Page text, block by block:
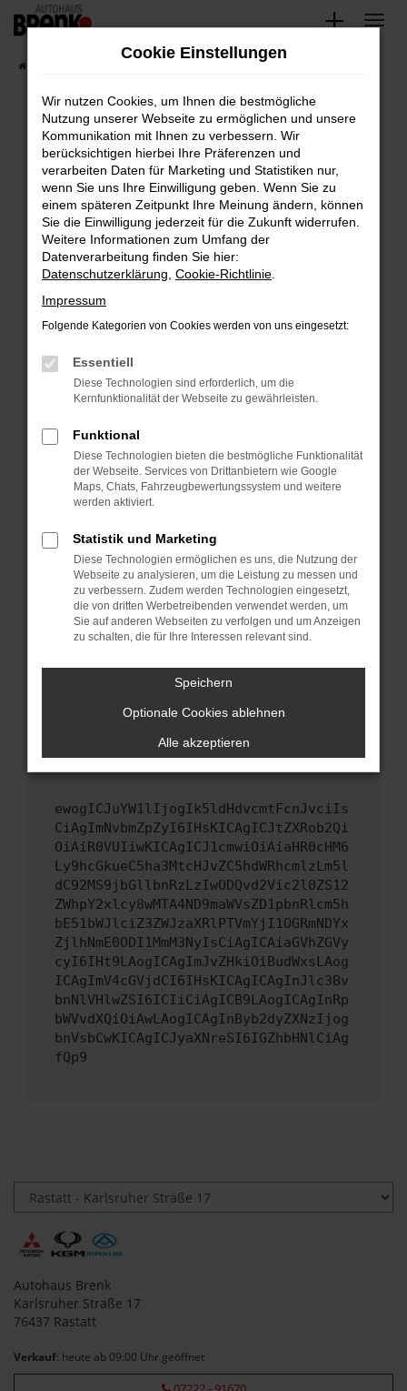
Zum
springen
Unsere Fahrzeuge
Fehler: Network Error
Beim Laden ist ein Fehler aufgetreten.
Hier sind ein paar Tipps, die dir helfen können:
Überprüfe deine Firewall und deine
Internetverbindung.
Laden andere Webseiten, zum Beispiel deine
Suchmaschine?
Prüfe deine Browsererweiterungen.
können das Laden bestimmter Seiten
verhindern. Funktioniert die Seite in einem
anderen Browser oder in einem privaten
Starte dein Gerät neu.
Das kann manchmal helfen, vorübergehende
Probleme zu beheben.
Betriebssystem auf dem neuesten Stand
sind.
Veraltete Software birgt nicht nur ein
Sicherheitsrisiko, sondern kann auch dazu
führen, dass bestimmte Funktionen nicht mehr
unterstützt werden.
Wende dich an den Webseitenbetreiber.
Wenn du alle oben genannten Schritte versucht
hast, kontaktiere uns bitte. Wir werden
versuchen, das Problem zu beheben. Du kannst
uns diesen Text schicken, um uns bei der
ewogICJuYW1lIjogIk5ldHdvcmtFcnJvciIs
CiAgImNvbmZpZyI6IHsKICAgICJtZXRob2Qi
OiAiR0VUIiwKICAgICJ1cmwiOiAiaHR0cHM6
Ly9hcGkueC5ha3MtcHJvZC5hdWRhcmlzLm5l
dC92MS9jbGllbnRzLzIwODQvd2Vic2l0ZS12
ZWhpY2xlcy8wMTA4ND9maWVsZD1pbnRlcm5h
bE51bWJlciZ3ZWJzaXRlPTVmYjI1OGRmNDYx
ZjlhNmE0ODI1MmM3NyIsCiAgICAiaGVhZGVy
cyI6IHt9LAogICAgImJvZHkiOiBudWxsLAog
ICAgImV4cGVjdCI6IHsKICAgICAgInJlc3Bv
bnNlVHlwZSI6ICIiCiAgICB9LAogICAgInRp
bWVvdXQiOiAwLAogICAgInByb2dyZXNzIjog
bnVsbCwKICAgICJyaXNreSI6IGZhbHNlCiAg
fQp9
Autohaus Brenk
Karlsruher Straße 17
76437 Rastatt
Verkauf: heute ab 09:00 Uhr geöffnet
Cookie Einstellungen
Wir nutzen Cookies, um Ihnen die bestmögliche
Nutzung unserer Webseite zu ermöglichen und unsere
Kommunikation mit Ihnen zu verbessern. Wir
berücksichtigen hierbei Ihre Präferenzen und
verarbeiten Daten für Marketing und Statistiken nur,
wenn Sie uns Ihre Einwilligung geben. Wenn Sie zu
einem späteren Zeitpunkt Ihre Meinung ändern, können
Sie die Einwilligung jederzeit für die Zukunft widerrufen.
Weitere Informationen zum Umfang der
Datenverarbeitung finden Sie hier:
Datenschutzerklärung Cookie-Richtlinie
Impressum
Folgende Kategorien von Cookies werden von uns eingesetzt:
Essentiell
Diese Technologien sind erforderlich, um die
Kernfunktionalität der Webseite zu gewährleisten.
Funktional
Diese Technologien bieten die bestmögliche Funktionalität
der Webseite. Services von Drittanbietern wie Google
Maps, Chats, Fahrzeugbewertungssystem und weitere
werden aktiviert.
Statistik und Marketing
Diese Technologien ermöglichen es uns, die Nutzung der
Webseite zu analysieren, um die Leistung zu messen und
zu verbessern. Zudem werden Technologien eingesetzt,
die von dritten Werbetreibenden verwendet werden, um
Sie auf anderen Webseiten zu verfolgen und um Anzeigen
zu schalten, die für Ihre Interessen relevant sind.
Speichern
Optionale Cookies ablehnen
Alle akzeptieren